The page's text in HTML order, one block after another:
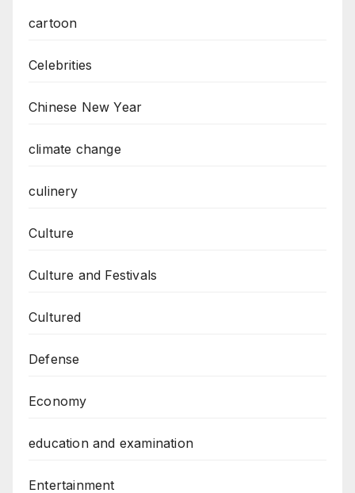
cartoon
Celebrities
Chinese New Year
climate change
culinery
Culture
Culture and Festivals
Cultured
Defense
Economy
education and examination
Entertainment